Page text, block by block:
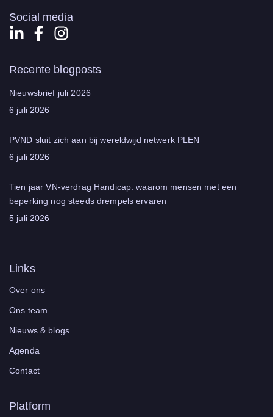
Social media
Recente blogposts
Nieuwsbrief juli 2026
6 juli 2026
PVND sluit zich aan bij wereldwijd netwerk PLEN
6 juli 2026
Tien jaar VN‑verdrag Handicap: waarom mensen met een
beperking nog steeds drempels ervaren
5 juli 2026
Links
Over ons
Ons team
Nieuws & blogs
Agenda
Contact
Platform